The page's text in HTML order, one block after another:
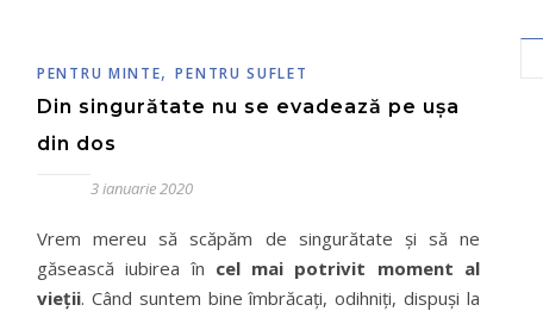
PENTRU MINTE,PENTRU SUFLET
Din singurătate nu se evadează pe ușa
din dos
3 ianuarie 2020
Vrem mereu să scăpăm de singurătate și să ne
găsească iubirea în cel mai potrivit moment al
vieții. Când suntem bine îmbrăcați, odihniți, dispuși la